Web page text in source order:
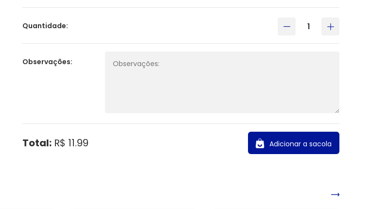
Quantidade:
Observações:
Total:R$ 11.99 Adicionar a sacola